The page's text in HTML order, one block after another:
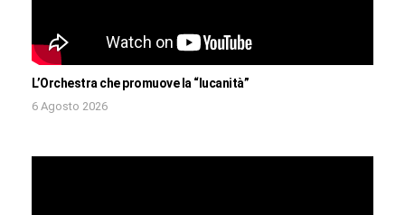
L’Orchestra che promuove la “lucanità”
6 Agosto 2026